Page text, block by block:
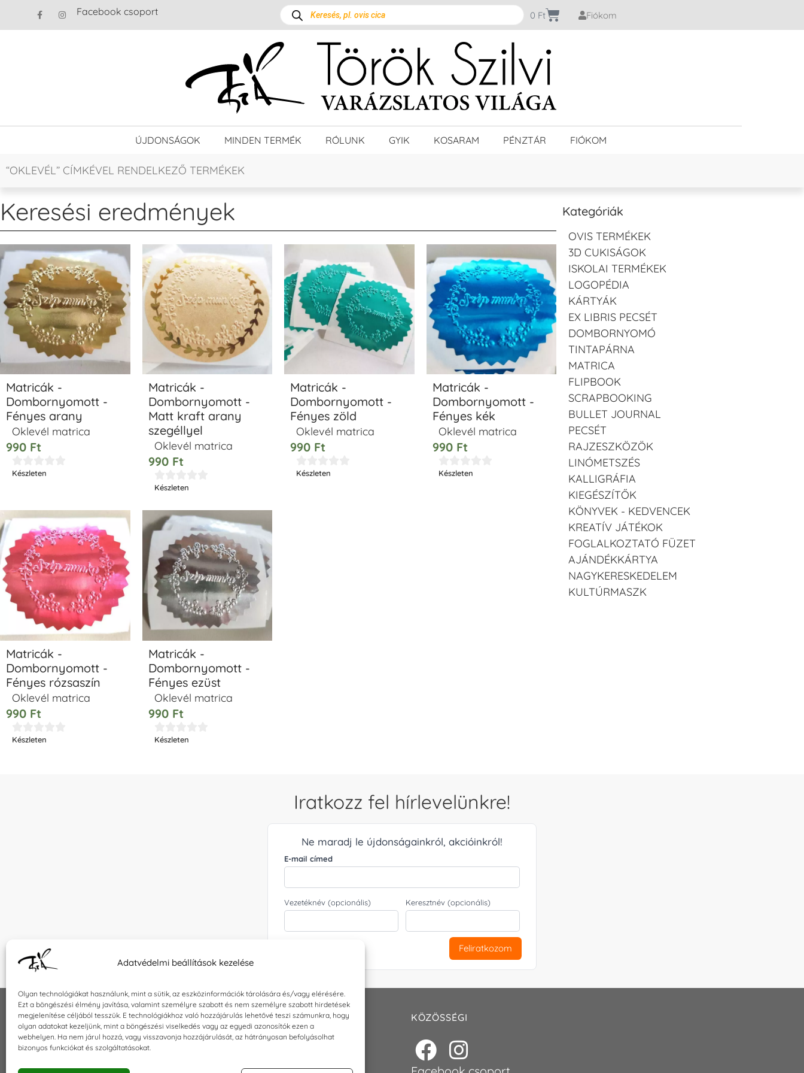
Adatvédelmi beállítások kezelése
Olyan technológiákat használunk, mint a sütik, az eszközinformációk tárolására és/vagy elérésére.
Ezt a böngészési élmény javítása, valamint személyre szabott és nem személyre szabott hirdetések
megjelenítése céljából tesszük. E technológiákhoz való hozzájárulás lehetővé teszi számunkra, hogy
olyan adatokat kezeljünk, mint a böngészési viselkedés vagy az egyedi azonosítók ezen a
webhelyen. Ha nem járul hozzá, vagy visszavonja hozzájárulását, az hátrányosan befolyásolhat
bizonyos funkciókat és szolgáltatásokat.
Facebook csoport 0 Ft Fiókom
ÚJDONSÁGOK MINDEN TERMÉK RÓLUNK GYIK KOSARAM PÉNZTÁR FIÓKOM
“OKLEVÉL” CÍMKÉVEL RENDELKEZŐ TERMÉKEK
Keresési eredmények
Matricák -
Dombornyomott -
Fényes arany
Oklevél matrica
990 Ft
Készleten
Matricák -
Dombornyomott -
Matt kraft arany
szegéllyel
Oklevél matrica
990 Ft
Készleten
Matricák -
Dombornyomott -
Fényes zöld
Oklevél matrica
990 Ft
Készleten
Matricák -
Dombornyomott -
Fényes kék
Oklevél matrica
990 Ft
Készleten
Matricák -
Dombornyomott -
Fényes rózsaszín
Oklevél matrica
990 Ft
Készleten
Matricák -
Dombornyomott -
Fényes ezüst
Oklevél matrica
990 Ft
Készleten
Kategóriák
OVIS TERMÉKEK
3D CUKISÁGOK
ISKOLAI TERMÉKEK
LOGOPÉDIA
KÁRTYÁK
EX LIBRIS PECSÉT
DOMBORNYOMÓ
TINTAPÁRNA
MATRICA
FLIPBOOK
SCRAPBOOKING
BULLET JOURNAL
PECSÉT
RAJZESZKÖZÖK
LINÓMETSZÉS
KALLIGRÁFIA
KIEGÉSZÍTŐK
KÖNYVEK - KEDVENCEK
KREATÍV JÁTÉKOK
FOGLALKOZTATÓ FÜZET
AJÁNDÉKKÁRTYA
NAGYKERESKEDELEM
KULTÚRMASZK
Iratkozz fel hírlevelünkre!
Ne maradj le újdonságainkról, akcióinkról!
E-mail címed
Vezetéknév (opcionális) Keresztnév (opcionális)
Feliratkozom
INFORMÁCIÓK
Általános szerződési feltételek
KAPCSOLAT
E-mail:shop@torokszilvi.com
KÖZÖSSÉGI